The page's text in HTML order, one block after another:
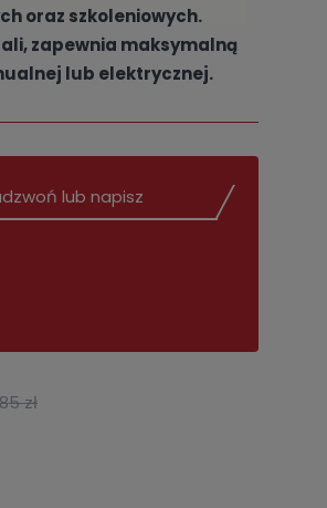
oraz szkoleniowych.
zapewnia maksymalną
lub elektrycznej.
lub napisz
zł